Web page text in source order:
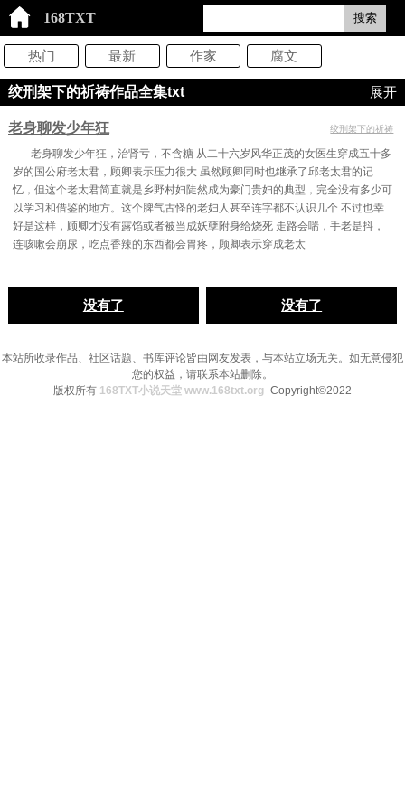
168TXT 搜索
热门 最新 作家 腐文
绞刑架下的祈祷作品全集txt 展开
老身聊发少年狂 绞刑架下的祈祷
老身聊发少年狂，治肾亏，不含糖 从二十六岁风华正茂的女医生穿成五十多
岁的国公府老太君，顾卿表示压力很大 虽然顾卿同时也继承了邱老太君的记
忆，但这个老太君简直就是乡野村妇陡然成为豪门贵妇的典型，完全没有多少可
以学习和借鉴的地方。这个脾气古怪的老妇人甚至连字都不认识几个 不过也幸
好是这样，顾卿才没有露馅或者被当成妖孽附身给烧死 走路会喘，手老是抖，
连咳嗽会崩尿，吃点香辣的东西都会胃疼，顾卿表示穿成老太
没有了 没有了
本站所收录作品、社区话题、书库评论皆由网友发表，与本站立场无关。如无意侵犯
您的权益，请联系本站删除。
版权所有 168TXT小说天堂 www.168txt.org- Copyright©2022